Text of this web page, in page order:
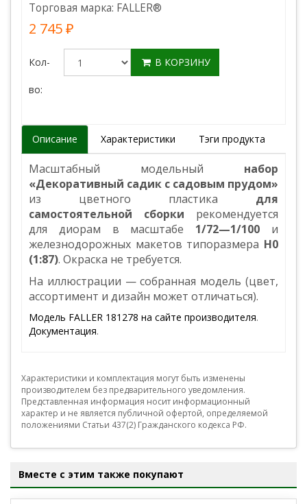
Торговая марка: FALLER®
2 745 ₽
Кол-
во:
В КОРЗИНУ
Описание Характеристики Тэги продукта
Масштабный модельный набор
«Декоративный садик с садовым прудом»
из цветного пластика для
самостоятельной сборки рекомендуется
для диорам в масштабе 1/72—1/100 и
железнодорожных макетов типоразмера Н0
(1:87). Окраска не требуется.
На иллюстрации — собранная модель (цвет,
ассортимент и дизайн может отличаться).
Модель FALLER 181278 на сайте производителя.
Документация.
Характеристики и комплектация могут быть изменены
производителем без предварительного уведомления.
Представленная информация носит информационный
характер и не является публичной офертой, определяемой
положениями Статьи 437(2) Гражданского кодекса РФ.
Вместе с этим также покупают